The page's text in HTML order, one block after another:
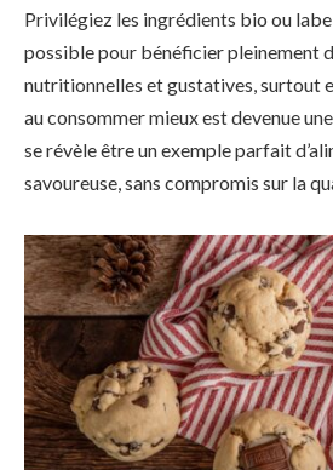
Privilégiez les ingrédients bio ou
possible pour bénéficier pleinement
nutritionnelles et gustatives, surtout
au consommer mieux est devenue
se révèle être un exemple parfait
savoureuse, sans compromis sur la